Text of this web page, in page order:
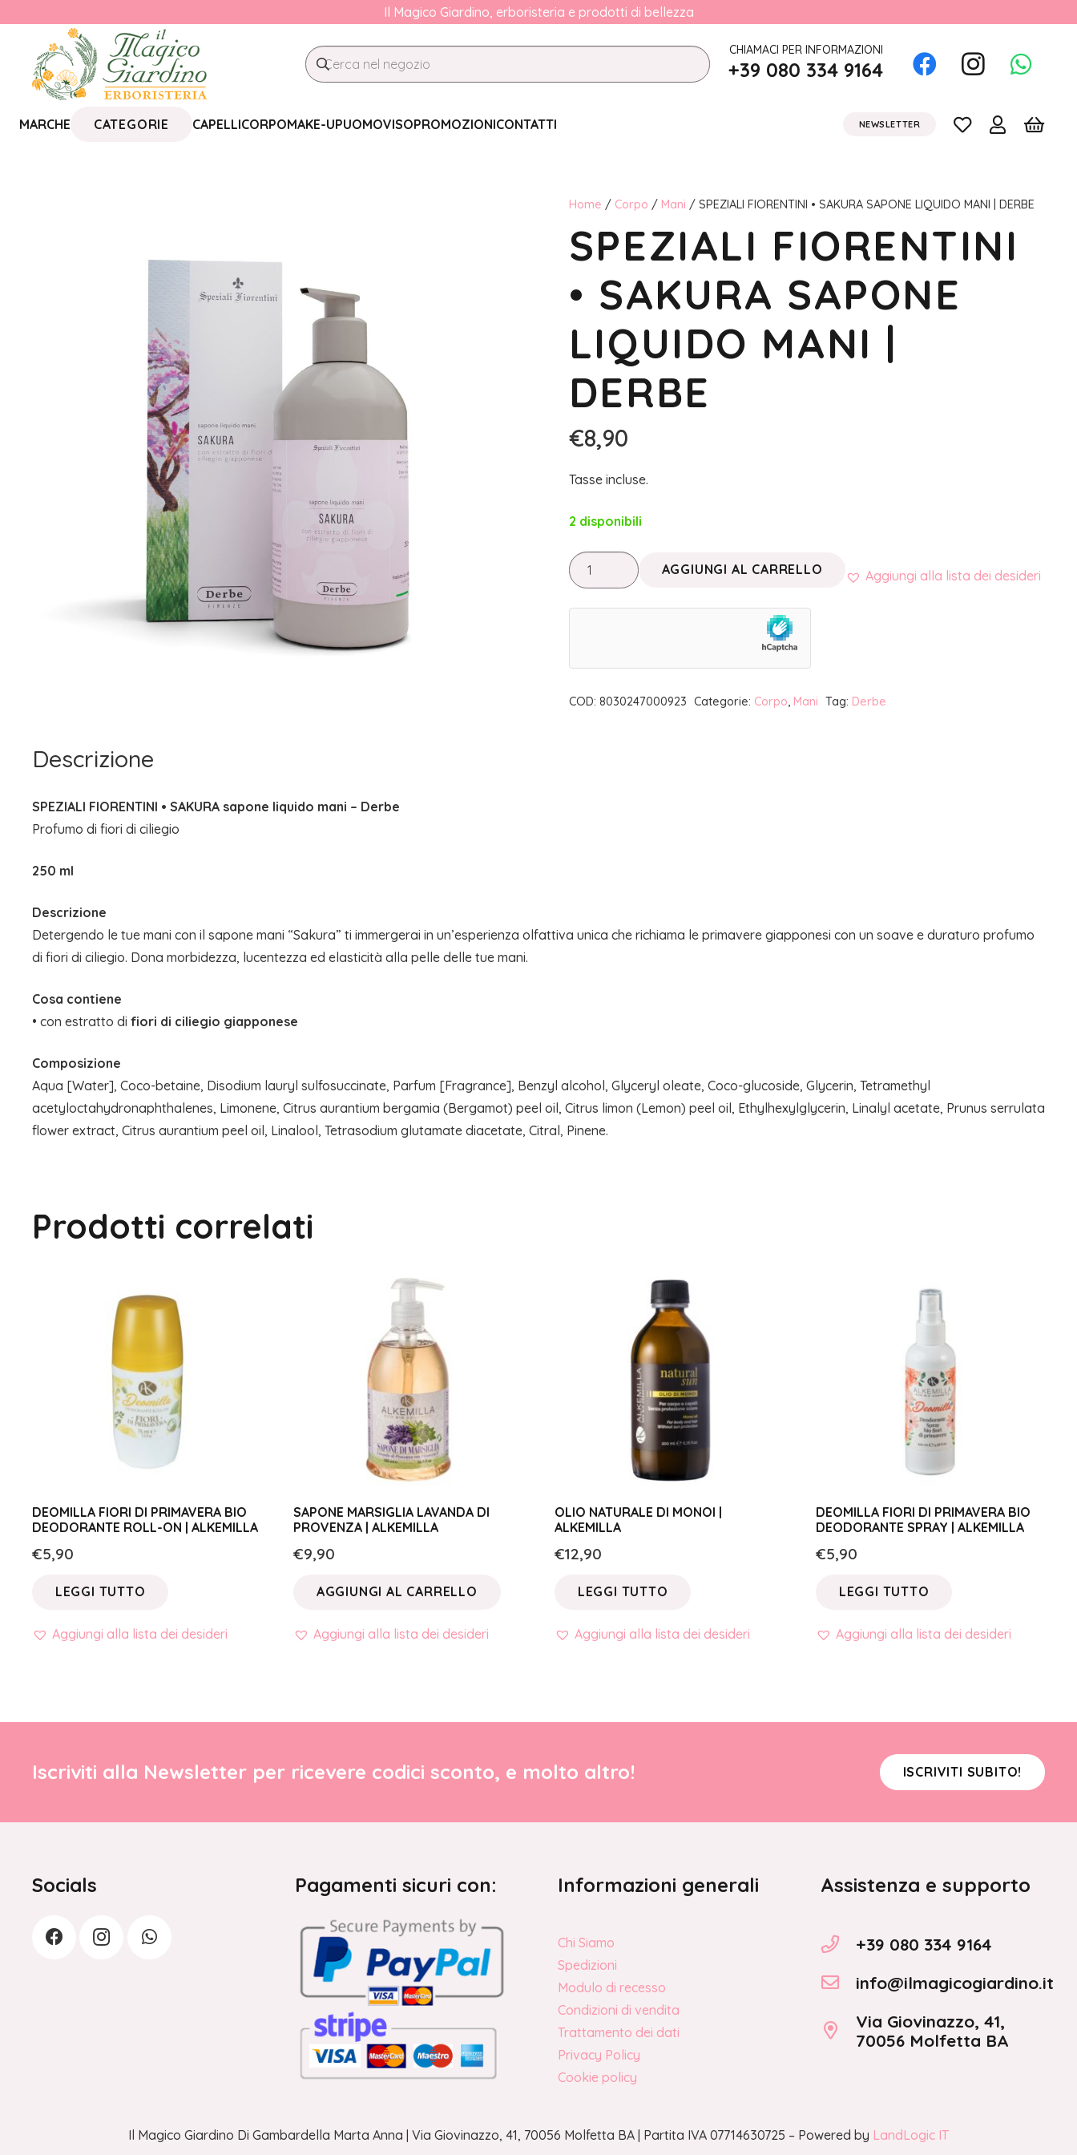
Il Magico Giardino, erboristeria e prodotti di bellezza
CHIAMACI PER INFORMAZIONI
+39 080 334 9164
MARCHE CATEGORIE CAPELLICORPOMAKE-UPUOMOVISOPROMOZIONICONTATTI NEWSLETTER
Home / Corpo / Mani / SPEZIALI FIORENTINI • SAKURA SAPONE LIQUIDO MANI | DERBE
SPEZIALI FIORENTINI
• SAKURA SAPONE
LIQUIDO MANI |
DERBE
€8,90
Tasse incluse.
2 disponibili
SPEZIALI
FIORENTINI
•
LIQUIDO
MANI
AGGIUNGI AL CARRELLO Aggiungi alla lista dei desideri
COD: 8030247000923 Categorie: Corpo, Mani Tag: Derbe
Descrizione
SPEZIALI FIORENTINI • SAKURA sapone liquido mani – Derbe
Profumo di fiori di ciliegio
250 ml
Descrizione
Detergendo le tue mani con il sapone mani “Sakura” ti immergerai in un’esperienza olfattiva unica che richiama le primavere giapponesi con un soave e duraturo profumo
di fiori di ciliegio. Dona morbidezza, lucentezza ed elasticità alla pelle delle tue mani.
Cosa contiene
• con estratto di fiori di ciliegio giapponese
Composizione
Aqua [Water], Coco-betaine, Disodium lauryl sulfosuccinate, Parfum [Fragrance], Benzyl alcohol, Glyceryl oleate, Coco-glucoside, Glycerin, Tetramethyl
acetyloctahydronaphthalenes, Limonene, Citrus aurantium bergamia (Bergamot) peel oil, Citrus limon (Lemon) peel oil, Ethylhexylglycerin, Linalyl acetate, Prunus serrulata
flower extract, Citrus aurantium peel oil, Linalool, Tetrasodium glutamate diacetate, Citral, Pinene.
Prodotti correlati
DEOMILLA FIORI DI PRIMAVERA BIO
DEODORANTE ROLL-ON | ALKEMILLA
€5,90
LEGGI TUTTO
Aggiungi alla lista dei desideri
SAPONE MARSIGLIA LAVANDA DI
PROVENZA | ALKEMILLA
€9,90
AGGIUNGI AL CARRELLO
Aggiungi alla lista dei desideri
OLIO NATURALE DI MONOI |
ALKEMILLA
€12,90
LEGGI TUTTO
Aggiungi alla lista dei desideri
DEOMILLA FIORI DI PRIMAVERA BIO
DEODORANTE SPRAY | ALKEMILLA
€5,90
LEGGI TUTTO
Aggiungi alla lista dei desideri
Iscriviti alla Newsletter per ricevere codici sconto, e molto altro! ISCRIVITI SUBITO!
Socials Pagamenti sicuri con: Informazioni generali
Chi Siamo
Spedizioni
Modulo di recesso
Condizioni di vendita
Trattamento dei dati
Privacy Policy
Cookie policy
Assistenza e supporto
+39 080 334 9164
info@ilmagicogiardino.it
Via Giovinazzo, 41,
70056 Molfetta BA
Il Magico Giardino Di Gambardella Marta Anna | Via Giovinazzo, 41, 70056 Molfetta BA | Partita IVA 07714630725 – Powered by LandLogic IT